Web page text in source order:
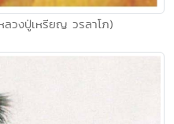
วงปู่เหรียญ วรลาโภ)